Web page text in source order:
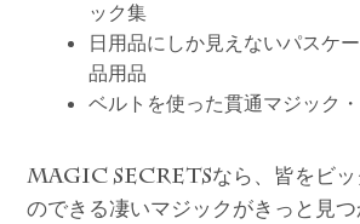
ック集
日用品にしか見えないパスケ
品用品
ベルトを使った貫通マジック
MAGIC SECRETSなら、皆をビ
のできる凄いマジックがきっと見つ